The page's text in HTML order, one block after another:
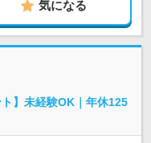
気になる
】未経験OK｜年休125